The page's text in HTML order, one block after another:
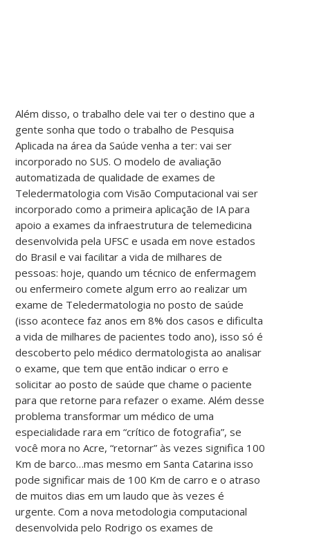
Além disso, o trabalho dele vai ter o destino que a
gente sonha que todo o trabalho de Pesquisa
Aplicada na área da Saúde venha a ter: vai ser
incorporado no SUS. O modelo de avaliação
automatizada de qualidade de exames de
Teledermatologia com Visão Computacional vai ser
incorporado como a primeira aplicação de IA para
apoio a exames da infraestrutura de telemedicina
desenvolvida pela UFSC e usada em nove estados
do Brasil e vai facilitar a vida de milhares de
pessoas: hoje, quando um técnico de enfermagem
ou enfermeiro comete algum erro ao realizar um
exame de Teledermatologia no posto de saúde
(isso acontece faz anos em 8% dos casos e dificulta
a vida de milhares de pacientes todo ano), isso só é
descoberto pelo médico dermatologista ao analisar
o exame, que tem que então indicar o erro e
solicitar ao posto de saúde que chame o paciente
para que retorne para refazer o exame. Além desse
problema transformar um médico de uma
especialidade rara em “crítico de fotografia”, se
você mora no Acre, “retornar” às vezes significa 100
Km de barco…mas mesmo em Santa Catarina isso
pode significar mais de 100 Km de carro e o atraso
de muitos dias em um laudo que às vezes é
urgente. Com a nova metodologia computacional
desenvolvida pelo Rodrigo os exames de